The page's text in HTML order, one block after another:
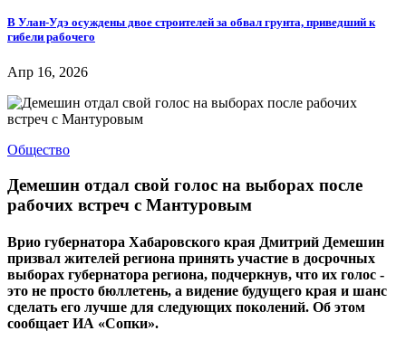
В Улан-Удэ осуждены двое строителей за обвал грунта, приведший к
гибели рабочего
Апр 16, 2026
Общество
Демешин отдал свой голос на выборах после
рабочих встреч с Мантуровым
Врио губернатора Хабаровского края Дмитрий Демешин
призвал жителей региона принять участие в досрочных
выборах губернатора региона, подчеркнув, что их голос -
это не просто бюллетень, а видение будущего края и шанс
сделать его лучше для следующих поколений. Об этом
сообщает ИА «Сопки».